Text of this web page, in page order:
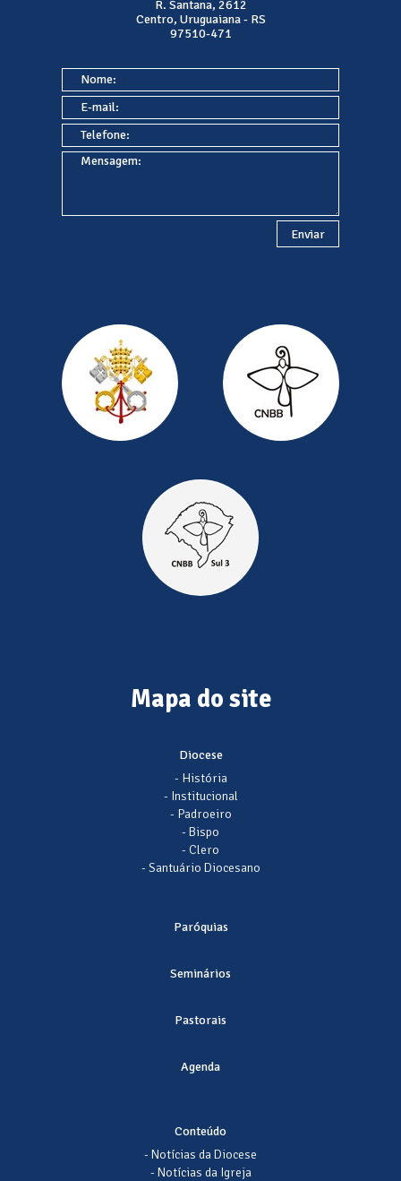
R. Santana, 2612
Centro, Uruguaiana - RS
97510-471
Mapa do site
Diocese
- História
- Institucional
- Padroeiro
- Bispo
- Clero
- Santuário Diocesano
Paróquias
Seminários
Pastorais
Agenda
Conteúdo
- Notícias da Diocese
- Notícias da Igreja